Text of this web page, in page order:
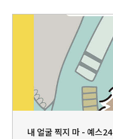
내 얼굴 찍지 마 - 예스24